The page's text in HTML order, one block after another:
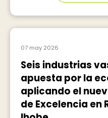
07 may 2026
Seis industrias
apuesta por la
aplicando el
de Excelencia en